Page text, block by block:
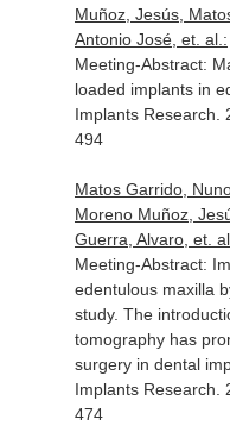
Muñoz, Jesús,
Antonio José, et. al.:
Meeting-Abstract:
loaded implants in
Implants Research
494
Matos Garrido,
Moreno Muñoz,
Guerra, Alvaro, et.
Meeting-Abstract:
edentulous maxilla
study. The
tomography has
surgery in dental
Implants Research
474